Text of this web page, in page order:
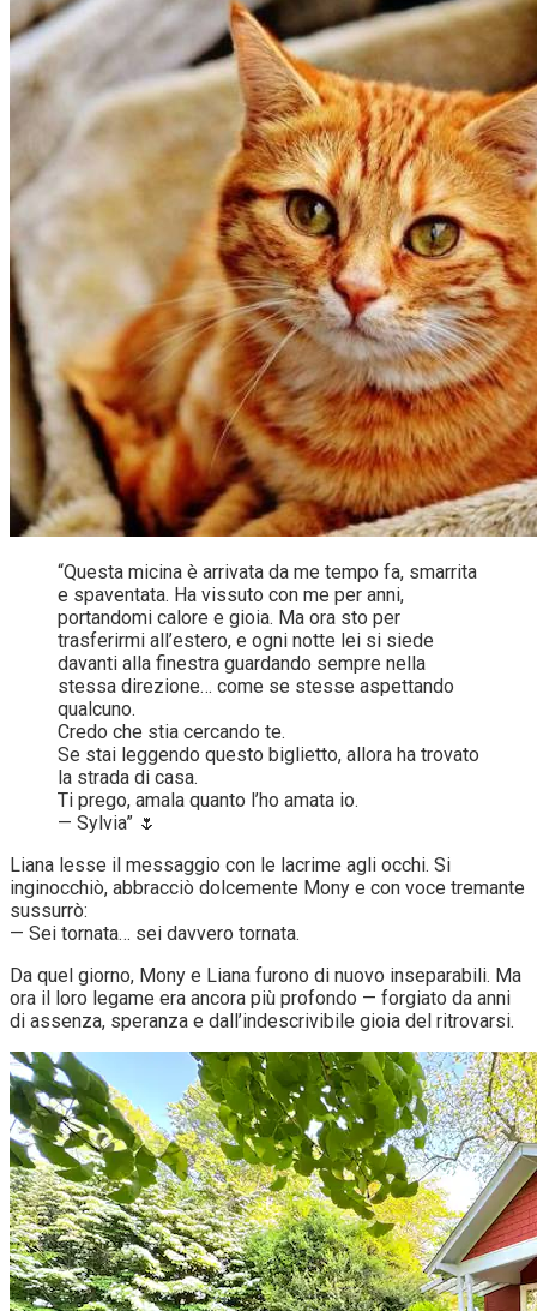
“Questa micina è arrivata da me tempo fa, smarrita
e spaventata. Ha vissuto con me per anni,
portandomi calore e gioia. Ma ora sto per
trasferirmi all’estero, e ogni notte lei si siede
davanti alla finestra guardando sempre nella
stessa direzione… come se stesse aspettando
qualcuno.
Credo che stia cercando te.
Se stai leggendo questo biglietto, allora ha trovato
la strada di casa.
Ti prego, amala quanto l’ho amata io.
— Sylvia” 🌷
Liana lesse il messaggio con le lacrime agli occhi. Si
inginocchiò, abbracciò dolcemente Mony e con voce tremante
sussurrò:
— Sei tornata… sei davvero tornata.
Da quel giorno, Mony e Liana furono di nuovo inseparabili. Ma
ora il loro legame era ancora più profondo — forgiato da anni
di assenza, speranza e dall’indescrivibile gioia del ritrovarsi.